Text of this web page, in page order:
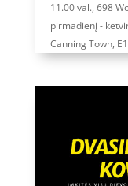
11.00 val., 698
pirmadienį -
Canning Town,